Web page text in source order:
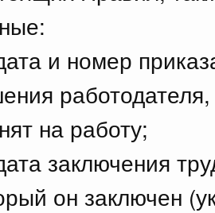
и номер
на работу;
заключения
он заключен